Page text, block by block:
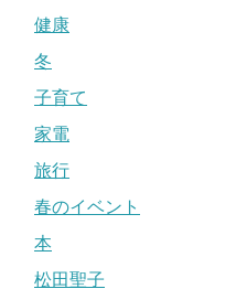
健康
冬
子育て
家電
旅行
春のイベント
本
松田聖子